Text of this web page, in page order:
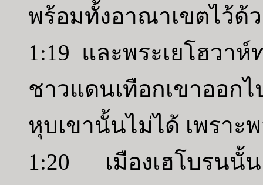
พร้อมทั้งอาณาเขตไว้ด้
1:19 และพระเยโฮวา
ชาวแดนเทือกเขาออก
หุบเขานั้นไม่ได้ เพราะ
1:20 เมืองเฮโบรนนั้น